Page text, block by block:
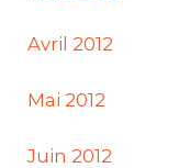
Avril 2012
Mai 2012
Juin 2012